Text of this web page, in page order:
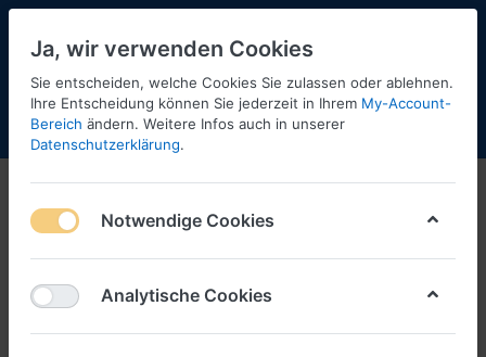
Menü Anmelden Shopaktualisierung
Brekina-PCX
1-12 von 17
Filtern Sortieren
Ja, wir verwenden Cookies
Sie entscheiden, welche Cookies Sie zulassen oder ablehnen.
Ihre Entscheidung können Sie jederzeit in Ihrem My-Account-
Bereich ändern. Weitere Infos auch in unserer
Datenschutzerklärung.
Notwendige Cookies
Analytische Cookies